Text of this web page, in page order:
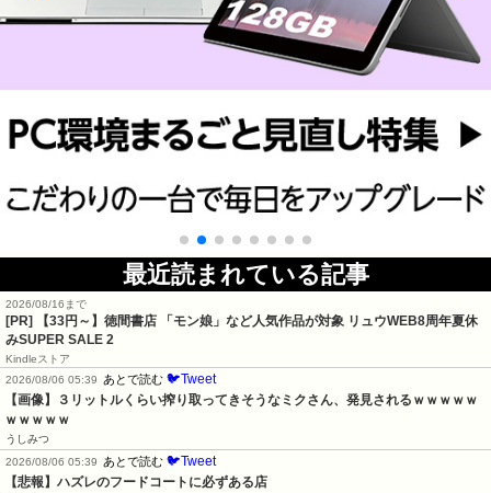
最近読まれている記事
2026/08/16まで
[PR]
【33円～】徳間書店 「モン娘」など人気作品が対象 リュウWEB8周年夏休
みSUPER SALE 2
Kindleストア
2026/08/06 05:39
あとで読む 🐦Tweet
【画像】３リットルくらい搾り取ってきそうなミクさん、発見されるｗｗｗｗｗ
ｗｗｗｗｗ
うしみつ
2026/08/06 05:39
あとで読む 🐦Tweet
【悲報】ハズレのフードコートに必ずある店